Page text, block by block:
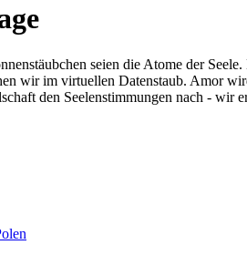
seien die Atome der
wir im virtuellen Datenstaub. Amor
den Seelenstimmungen nach - wir